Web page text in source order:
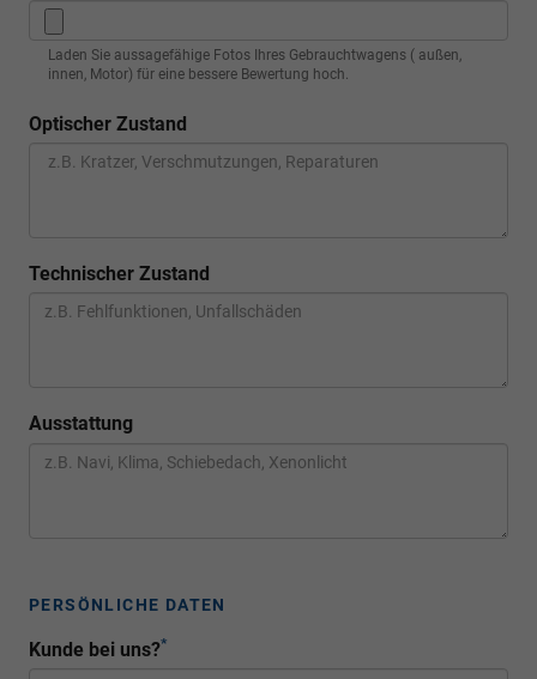
Laden Sie aussagefähige Fotos Ihres Gebrauchtwagens ( außen,
innen, Motor) für eine bessere Bewertung hoch.
Optischer Zustand
Technischer Zustand
Ausstattung
PERSÖNLICHE DATEN
Kunde bei uns?*